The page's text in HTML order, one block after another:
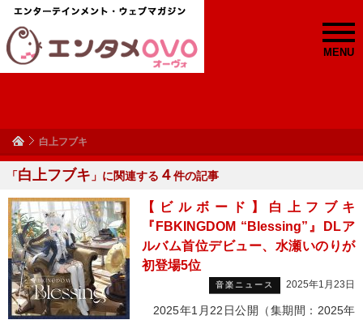
MENU
白上フブキ
「白上フブキ 」に関連する ４件の記事
【ビルボード】白上フブキ
『FBKINGDOM “Blessing”』DLア
ルバム首位デビュー、水瀬いのりが
初登場5位
音楽ニュース 2025年1月23日
2025年1月22日公開（集期間：2025年